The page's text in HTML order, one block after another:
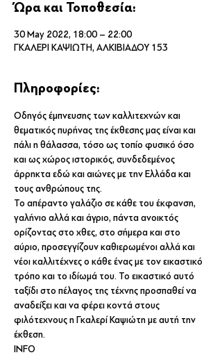
Ώρα και Τοποθεσία:
30 May 2022, 18:00 – 22:00
ΓΚΑΛΕΡΙ ΚΑΨΙΩΤΗ, ΑΛΚΙΒΙΑΔΟΥ 153
Πληροφορίες:
Οδηγός έμπνευσης των καλλιτεχνών και
θεματικός πυρήνας της έκθεσης μας είναι και
πάλι η θάλασσα, τόσο ως τοπίο φυσικό όσο
και ως χώρος ιστορικός, συνδεδεμένος
άρρηκτα εδώ και αιώνες με την Ελλάδα και
τους ανθρώπους της.
Το απέραντο γαλάζιο σε κάθε του έκφανση,
γαλήνιο αλλά και άγριο, πάντα ανοικτός
ορίζοντας στο χθες, στο σήμερα και στο
αύριο, προσεγγίζουν καθιερωμένοι αλλά και
νέοι καλλιτέχνες ο κάθε ένας με τον εικαστικό
τρόπο και το ιδίωμά του. Το εικαστικό αυτό
ταξίδι στο πέλαγος της τέχνης προσπαθεί να
αναδείξει και να φέρει κοντά στους
φιλότεχνους η Γκαλερί Καψιώτη με αυτή την
έκθεση.
ΙΝFO